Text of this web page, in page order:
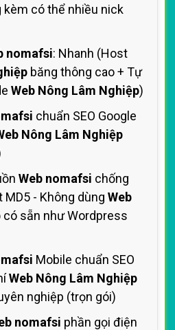
kèm có thể nhiều nick
nomafsi: Nhanh (Host
băng thông cao + Tự
Web Nông Lâm Nghiệp)
chuẩn SEO Google
Nông Lâm Nghiệp
Web nomafsi chống
MD5 - Không dùng Web
có sẵn như Wordpress
Mobile chuẩn SEO
Web Nông Lâm Nghiệp
nghiệp (trọn gói)
nomafsi phần gọi điện